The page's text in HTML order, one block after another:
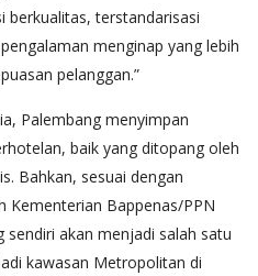
terstandarisasi
menginap yang lebih
pelanggan.”
Palembang menyimpan
baik yang ditopang oleh
Bahkan, sesuai dengan
Kementerian Bappenas/PPN
sendiri akan menjadi salah satu
kawasan Metropolitan di